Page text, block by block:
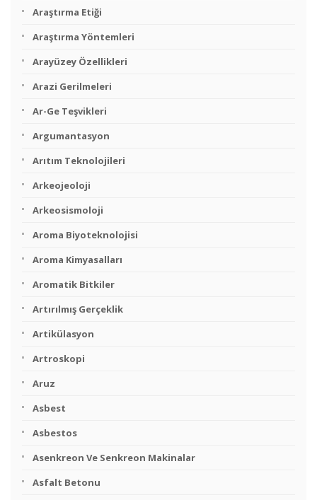
Araştırma Etiği
Araştırma Yöntemleri
Arayüzey Özellikleri
Arazi Gerilmeleri
Ar-Ge Teşvikleri
Argumantasyon
Arıtım Teknolojileri
Arkeojeoloji
Arkeosismoloji
Aroma Biyoteknolojisi
Aroma Kimyasalları
Aromatik Bitkiler
Artırılmış Gerçeklik
Artikülasyon
Artroskopi
Aruz
Asbest
Asbestos
Asenkreon Ve Senkreon Makinalar
Asfalt Betonu